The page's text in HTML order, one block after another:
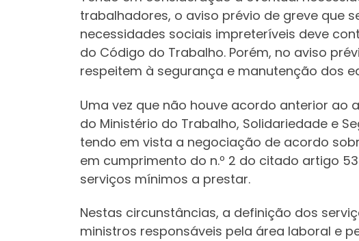
trabalhadores, o aviso prévio de greve que
necessidades sociais impreteríveis deve
do Código do Trabalho. Porém, no aviso
respeitem à segurança e manutenção dos
Uma vez que não houve acordo anterior ao
do Ministério do Trabalho, Solidariedade e
tendo em vista a negociação de acordo
em cumprimento do n.º 2 do citado artigo
serviços mínimos a prestar.
Nestas circunstâncias, a definição dos
ministros responsáveis pela área laboral e